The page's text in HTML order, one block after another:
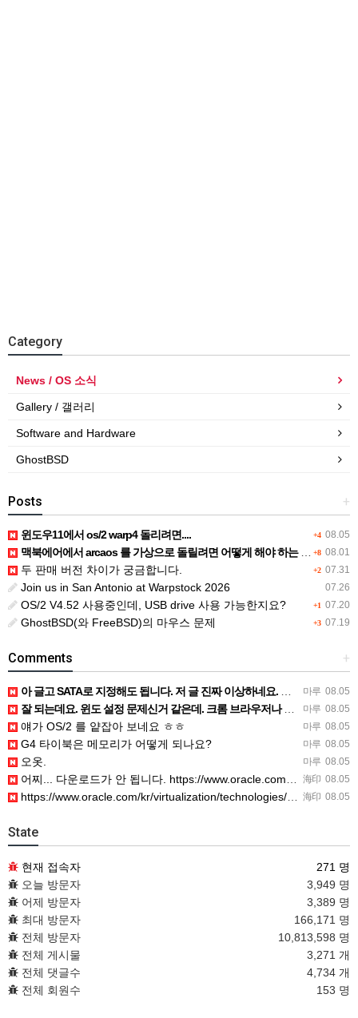
Category
News / OS 소식
Gallery / 갤러리
Software and Hardware
GhostBSD
+
Posts
+4 08.05
윈도우11에서 os/2 warp4 돌리려면....
+8 08.01
맥북에어에서 arcaos 를 가상으로 돌릴려면 어떻게 해야 하는 지요?
+2 07.31
두 판매 버전 차이가 궁금합니다.
07.26
Join us in San Antonio at Warpstock 2026
+1 07.20
OS/2 V4.52 사용중인데, USB drive 사용 가능한지요?
+3 07.19
GhostBSD(와 FreeBSD)의 마우스 문제
+
Comments
마루 08.05
아 글고 SATA로 지정해도 됩니다. 저 글 진짜 이상하네요. 옛날꺼 퍼와서 그런거 같은데요.
마루 08.05
잘 되는데요. 윈도 설정 문제신거 같은데. 크롬 브라우저나 파폭으로 해 보세요
마루 08.05
얘가 OS/2 를 얕잡아 보네요 ㅎㅎ
마루 08.05
G4 타이북은 메모리가 어떻게 되나요?
마루 08.05
오옷.
海印 08.05
어찌... 다운로드가 안 됩니다. https://www.oracle.com/kr/virtualization/…
海印 08.05
https://www.oracle.com/kr/virtualization/technologies/vm/dow…
State
현재 접속자
271 명
오늘 방문자
3,949 명
어제 방문자
3,389 명
최대 방문자
166,171 명
전체 방문자
10,813,598 명
전체 게시물
3,271 개
전체 댓글수
4,734 개
전체 회원수
153 명